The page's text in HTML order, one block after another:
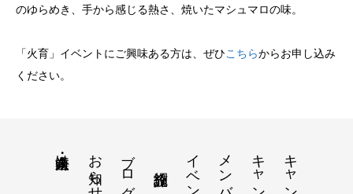
のゆらめき、手から感じる熱さ、焼いたマシュマロの味。
「火育」イベントにご興味ある方は、ぜひこちらからお申し込み
ください。
キャンプ講習
メンバー宿泊
イベント一覧
ブログ
お知らせ
法人・企業向け